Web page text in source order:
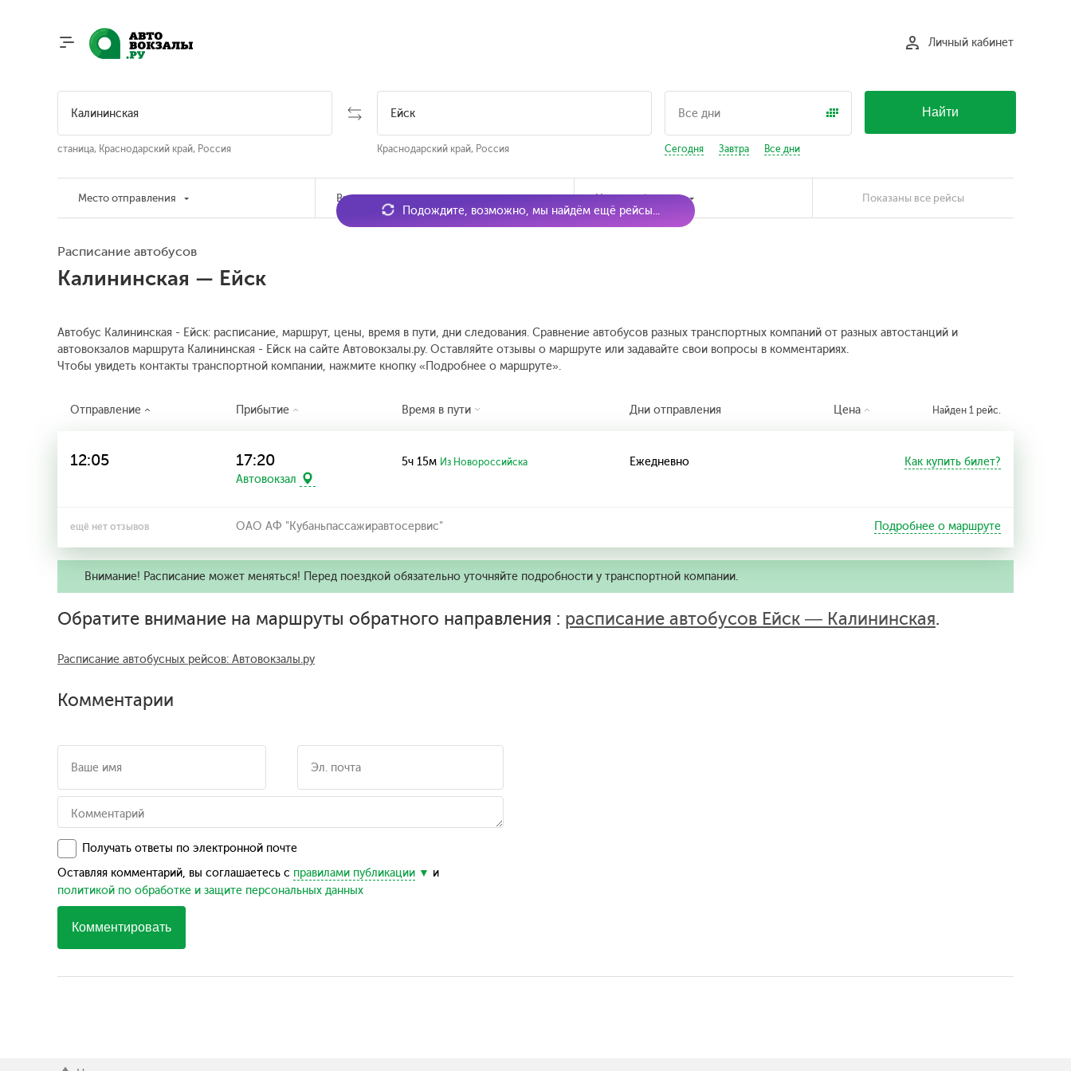
Личный кабинет
станица, Краснодарский край, Россия Краснодарский край, Россия Сегодня Завтра Все дни
Найти
Место отправления Время отправления Наличие билетов Показаны все рейсы
Расписание автобусов
Калининская — Ейск
Автобус Калининская - Ейск: расписание, маршрут, цены, время в пути, дни следования. Сравнение автобусов разных транспортных компаний от разных автостанций и
автовокзалов маршрута Калининская - Ейск на сайте Автовокзалы.ру. Оставляйте отзывы о маршруте или задавайте свои вопросы в комментариях.
Чтобы увидеть контакты транспортной компании, нажмите кнопку «Подробнее о маршруте».
Подождите, возможно, мы найдём ещё рейсы...
Отправление Прибытие Время в пути Дни отправления Цена Найден 1 рейс.
12:05 17:20
Автовокзал
5ч 15м Из Новороссийска Ежедневно Как купить билет?
ещё нет отзывов ОАО АФ "Кубаньпассажиравтосервис" Подробнее о маршруте
Внимание! Расписание может меняться! Перед поездкой обязательно уточняйте подробности у транспортной компании.
Обратите внимание на маршруты обратного направления : расписание автобусов Ейск — Калининская.
Расписание автобусных рейсов: Автовокзалы.ру
Комментарии
Получать ответы по электронной почте
Оставляя комментарий, вы соглашаетесь с правилами публикации
и
политикой по обработке и защите персональных данных
Комментировать